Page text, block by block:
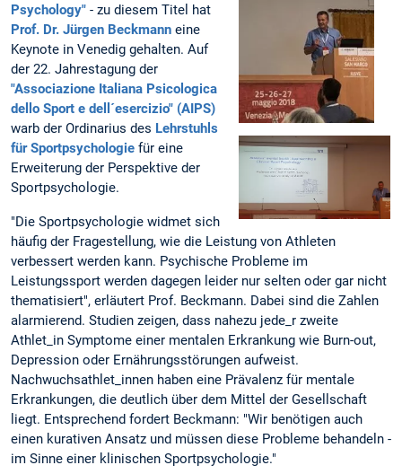
Psychology" - zu diesem Titel hat
Prof. Dr. Jürgen Beckmann eine
Keynote in Venedig gehalten. Auf
der 22. Jahrestagung der
"Associazione Italiana Psicologica
dello Sport e dell´esercizio" (AIPS)
warb der Ordinarius des Lehrstuhls
für Sportpsychologie für eine
Erweiterung der Perspektive der
Sportpsychologie.
"Die Sportpsychologie widmet sich
häufig der Fragestellung, wie die Leistung von Athleten
verbessert werden kann. Psychische Probleme im
Leistungssport werden dagegen leider nur selten oder gar nicht
thematisiert", erläutert Prof. Beckmann. Dabei sind die Zahlen
alarmierend. Studien zeigen, dass nahezu jede_r zweite
Athlet_in Symptome einer mentalen Erkrankung wie Burn-out,
Depression oder Ernährungsstörungen aufweist.
Nachwuchsathlet_innen haben eine Prävalenz für mentale
Erkrankungen, die deutlich über dem Mittel der Gesellschaft
liegt. Entsprechend fordert Beckmann: "Wir benötigen auch
einen kurativen Ansatz und müssen diese Probleme behandeln -
im Sinne einer klinischen Sportpsychologie."